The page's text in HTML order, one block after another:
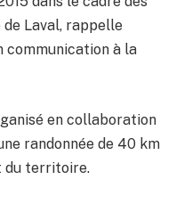
Laval, rappelle
communication à la
en collaboration
randonnée de 40 km
du territoire.